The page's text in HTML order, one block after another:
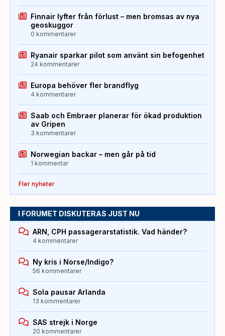
Finnair lyfter från förlust – men bromsas av nya
geoskuggor
0 kommentarer
Ryanair sparkar pilot som använt sin befogenhet
24 kommentarer
Europa behöver fler brandflyg
4 kommentarer
Saab och Embraer planerar för ökad produktion
av Gripen
3 kommentarer
Norwegian backar – men går på tid
1 kommentar
Fler nyheter
I FORUMET DISKUTERAS JUST NU
ARN, CPH passagerarstatistik. Vad händer?
4 kommentarer
Ny kris i Norse/Indigo?
56 kommentarer
Sola pausar Arlanda
13 kommentarer
SAS strejk i Norge
20 kommentarer